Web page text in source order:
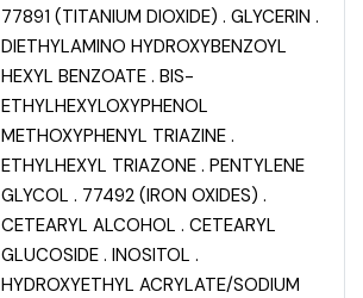
77891 (TITANIUM DIOXIDE) . GLYCERIN .
DIETHYLAMINO HYDROXYBENZOYL
HEXYL BENZOATE . BIS-
ETHYLHEXYLOXYPHENOL
METHOXYPHENYL TRIAZINE .
ETHYLHEXYL TRIAZONE . PENTYLENE
GLYCOL . 77492 (IRON OXIDES) .
CETEARYL ALCOHOL . CETEARYL
GLUCOSIDE . INOSITOL .
HYDROXYETHYL ACRYLATE/SODIUM